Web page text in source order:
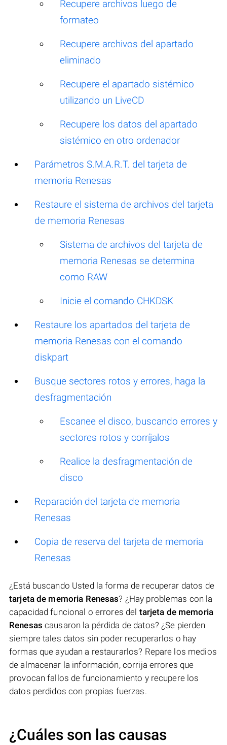
Recupere archivos luego de
formateo
Recupere archivos del apartado
eliminado
Recupere el apartado sistémico
utilizando un LiveCD
Recupere los datos del apartado
sistémico en otro ordenador
Parámetros S.M.A.R.T. del tarjeta de
memoria Renesas
Restaure el sistema de archivos del tarjeta
de memoria Renesas
Sistema de archivos del tarjeta de
memoria Renesas se determina
como RAW
Inicie el comando CHKDSK
Restaure los apartados del tarjeta de
memoria Renesas con el comando
diskpart
Busque sectores rotos y errores, haga la
desfragmentación
Escanee el disco, buscando errores y
sectores rotos y corríjalos
Realice la desfragmentación de
disco
Reparación del tarjeta de memoria
Renesas
Copia de reserva del tarjeta de memoria
Renesas
¿Está buscando Usted la forma de recuperar datos de
tarjeta de memoria Renesas? ¿Hay problemas con la
capacidad funcional o errores del tarjeta de memoria
Renesas causaron la pérdida de datos? ¿Se pierden
siempre tales datos sin poder recuperarlos o hay
formas que ayudan a restaurarlos? Repare los medios
de almacenar la información, corrija errores que
provocan fallos de funcionamiento y recupere los
datos perdidos con propias fuerzas.
¿Cuáles son las causas